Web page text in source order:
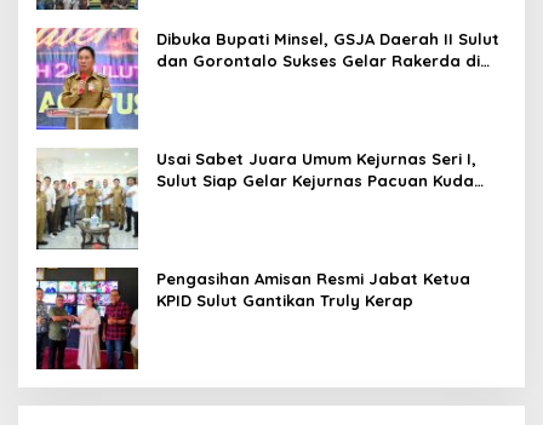
Dibuka Bupati Minsel, GSJA Daerah II Sulut
dan Gorontalo Sukses Gelar Rakerda di
Usai Sabet Juara Umum Kejurnas Seri I,
Sulut Siap Gelar Kejurnas Pacuan Kuda
Pengasihan Amisan Resmi Jabat Ketua
KPID Sulut Gantikan Truly Kerap